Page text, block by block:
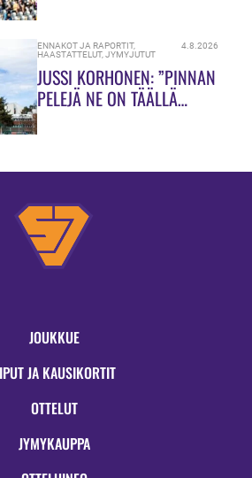
ENNAKOT JA RAPORTIT,
HAASTATTELUT,JYMYJUTUT
4.8.2026
JUSSI KORHONEN: ”PINNAN
PELEJÄ NE ON TÄÄLLÄ
JOUKKUE
JA KAUSIKORTIT
OTTELUT
JYMYKAUPPA